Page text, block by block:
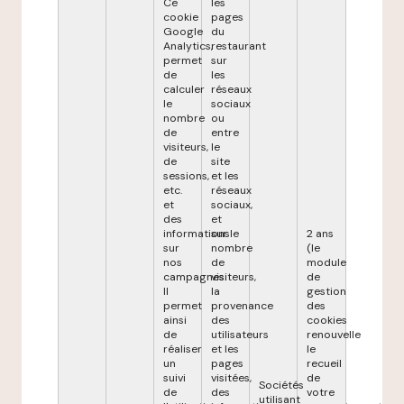
cookie
Google
Analytics,
permet
de
calculer
le
nombre
de
visiteurs,
de
sessions,
etc.
et
des
informations
sur
nos
campagnes.
Il
permet
ainsi
de
réaliser
un
suivi
de
pages
du
restaurant
sur
les
réseaux
sociaux
ou
entre
le
site
et les
réseaux
sociaux,
et
sur le
nombre
de
visiteurs,
la
provenance
des
utilisateurs
et les
pages
visitées,
des
Sociétés
utilisant
2 ans
(le
module
de
gestion
des
cookies
renouvelle
le
recueil
de
votre